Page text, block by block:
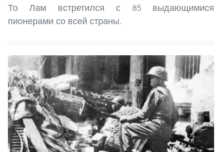
То Лам встретился с 85 выдающимися
пионерами со всей страны.